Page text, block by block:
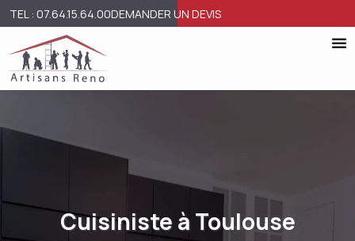
TEL : 07.64.15.64.00DEMANDER UN DEVIS
Cuisiniste à Toulouse